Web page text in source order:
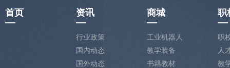
首页 资讯
行业政策
国内动态
国外动态
商城
工业机器人
教学装备
书籍教材
职
职
人
教